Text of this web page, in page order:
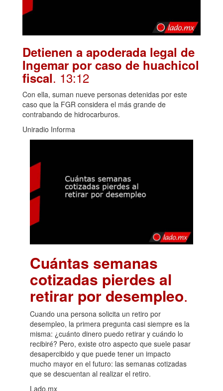
Detienen a apoderada legal de
Ingemar por caso de huachicol
fiscal. 13:12
Con ella, suman nueve personas detenidas por este
caso que la FGR considera el más grande de
contrabando de hidrocarburos.
Uniradio Informa
Cuántas semanas
cotizadas pierdes al
retirar por desempleo.
Cuando una persona solicita un retiro por
desempleo, la primera pregunta casi siempre es la
misma: ¿cuánto dinero puedo retirar y cuándo lo
recibiré? Pero, existe otro aspecto que suele pasar
desapercibido y que puede tener un impacto
mucho mayor en el futuro: las semanas cotizadas
que se descuentan al realizar el retiro.
Lado.mx